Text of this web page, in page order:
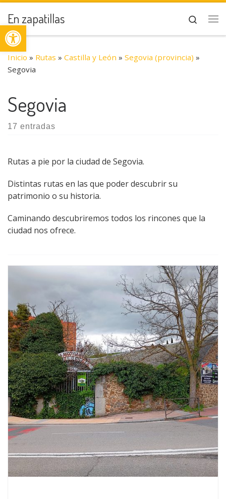
Abrir barra de herramientas
Saltar al contenido
En zapatillas
Search
Inicio » Rutas » Castilla y León » Segovia (provincia) »
Segovia
Segovia
17 entradas
Rutas a pie por la ciudad de Segovia.
Distintas rutas en las que poder descubrir su
patrimonio o su historia.
Caminando descubriremos todos los rincones que la
ciudad nos ofrece.